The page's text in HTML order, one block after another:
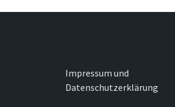
Impressum und
Datenschutzerklärung